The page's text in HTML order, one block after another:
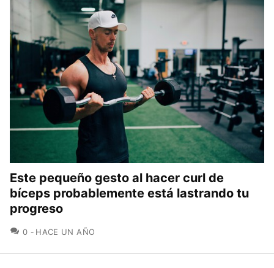
Este pequeño gesto al hacer curl de
bíceps probablemente está lastrando tu
progreso
0 COMENTARIOS
HACE UN AÑO